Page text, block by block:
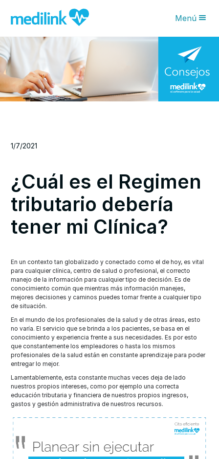
Novedades IA
Características
Planes
Menú
1/7/2021
¿Cuál es el Regimen
tributario debería
tener mi Clínica?
En un contexto tan globalizado y conectado como el de hoy, es vital
para cualquier clínica, centro de salud o profesional, el correcto
manejo de la información para cualquier tipo de decisión. Es de
conocimiento común que mientras más información manejes,
mejores decisiones y caminos puedes tomar frente a cualquier tipo
de situación.
En el mundo de los profesionales de la salud y de otras áreas, esto
no varía. El servicio que se brinda a los pacientes, se basa en el
conocimiento y experiencia frente a sus necesidades. Es por esto
que constantemente los empleadores o hasta los mismos
profesionales de la salud están en constante aprendizaje para poder
entregar lo mejor.
Lamentablemente, esta constante muchas veces deja de lado
nuestros propios intereses, como por ejemplo una correcta
educación tributaria y financiera de nuestros propios ingresos,
gastos y gestión administrativa de nuestros recursos.